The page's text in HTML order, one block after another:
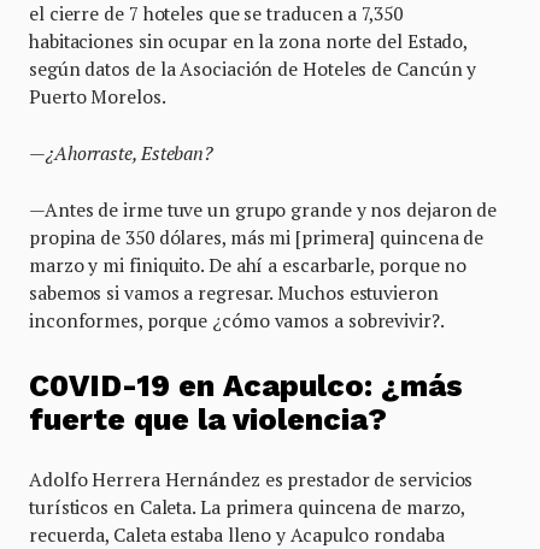
el cierre de 7 hoteles que se traducen a 7,350
habitaciones sin ocupar en la zona norte del Estado,
según datos de la Asociación de Hoteles de Cancún y
Puerto Morelos.
—¿Ahorraste, Esteban?
—Antes de irme tuve un grupo grande y nos dejaron de
propina de 350 dólares, más mi [primera] quincena de
marzo y mi finiquito. De ahí a escarbarle, porque no
sabemos si vamos a regresar. Muchos estuvieron
inconformes, porque ¿cómo vamos a sobrevivir?.
C0VID-19 en Acapulco: ¿más
fuerte que la violencia?
Adolfo Herrera Hernández es prestador de servicios
turísticos en Caleta. La primera quincena de marzo,
recuerda, Caleta estaba lleno y Acapulco rondaba